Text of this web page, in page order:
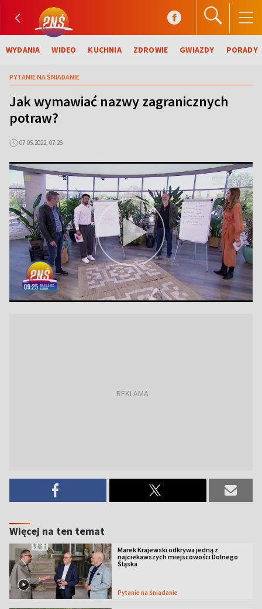
WYDANIA WIDEO KUCHNIA ZDROWIE GWIAZDY PORADY
PYTANIE NA ŚNIADANIE
Jak wymawiać nazwy zagranicznych
potraw?
07.05.2022, 07:26
Więcej na ten temat
Marek Krajewski odkrywa jedną z
najciekawszych miejscowości Dolnego
Śląska
Pytanie na Śniadanie